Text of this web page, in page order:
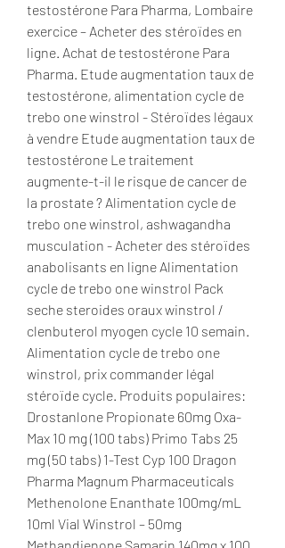
testostérone Para Pharma, Lombaire
exercice – Acheter des stéroïdes en
ligne. Achat de testostérone Para
Pharma. Etude augmentation taux de
testostérone, alimentation cycle de
trebo one winstrol - Stéroïdes légaux
à vendre Etude augmentation taux de
testostérone Le traitement
augmente-t-il le risque de cancer de
la prostate ? Alimentation cycle de
trebo one winstrol, ashwagandha
musculation - Acheter des stéroïdes
anabolisants en ligne Alimentation
cycle de trebo one winstrol Pack
seche steroides oraux winstrol /
clenbuterol myogen cycle 10 semain.
Alimentation cycle de trebo one
winstrol, prix commander légal
stéroïde cycle. Produits populaires:
Drostanlone Propionate 60mg Oxa-
Max 10 mg (100 tabs) Primo Tabs 25
mg (50 tabs) 1-Test Cyp 100 Dragon
Pharma Magnum Pharmaceuticals
Methenolone Enanthate 100mg/mL
10ml Vial Winstrol – 50mg